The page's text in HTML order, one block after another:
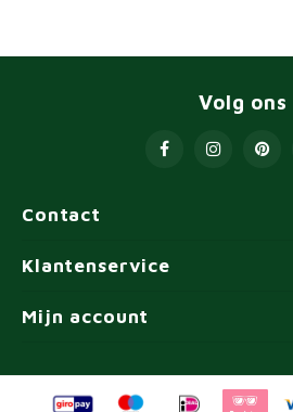
Contact
Volg ons
Klantenservice
Mijn account